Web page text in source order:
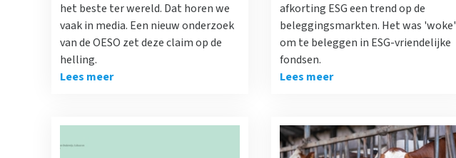
het beste ter wereld. Dat horen we
vaak in media. Een nieuw onderzoek
van de OESO zet deze claim op de
helling.
Lees meer
afkorting ESG een trend op de
beleggingsmarkten. Het was 'woke'
om te beleggen in ESG-vriendelijke
fondsen.
Lees meer